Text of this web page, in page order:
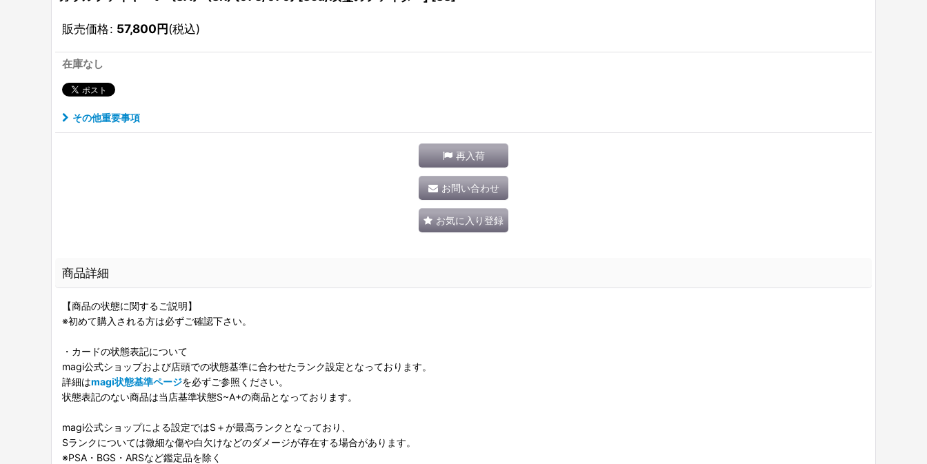
販売価格: 57,800円(税込)
在庫なし
その他重要事項
再入荷
お問い合わせ
お気に入り登録
商品詳細
【商品の状態に関するご説明】
※初めて購入される方は必ずご確認下さい。
・カードの状態表記について
magi公式ショップおよび店頭での状態基準に合わせたランク設定となっております。
詳細はmagi状態基準ページを必ずご参照ください。
状態表記のない商品は当店基準状態S~A+の商品となっております。
magi公式ショップによる設定ではS＋が最高ランクとなっており、
Sランクについては微細な傷や白欠けなどのダメージが存在する場合があります。
※PSA・BGS・ARSなど鑑定品を除く